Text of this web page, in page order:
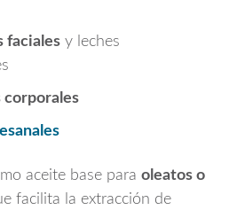
faciales y leches
corporales
aceite base para oleatos o
facilita la extracción de